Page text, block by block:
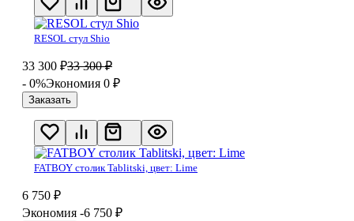
RESOL стул Shio
33 300 ₽33 300 ₽
- 0%Экономия 0 ₽
Заказать
FATBOY столик Tablitski, цвет: Lime
6 750 ₽
Экономия -6 750 ₽